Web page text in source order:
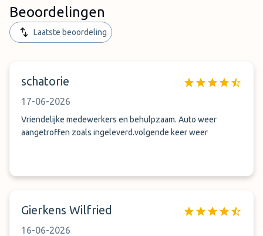
Beoordelingen
Laatste beoordeling
schatorie
17-06-2026
Vriendelijke medewerkers en behulpzaam. Auto weer
aangetroffen zoals ingeleverd.volgende keer weer
Gierkens Wilfried
16-06-2026